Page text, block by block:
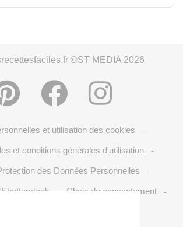
©ST MEDIA 2026
et utilisation des cookies -
et conditions générales d'utilisation -
des Données Personnelles -
Choix du consentement -